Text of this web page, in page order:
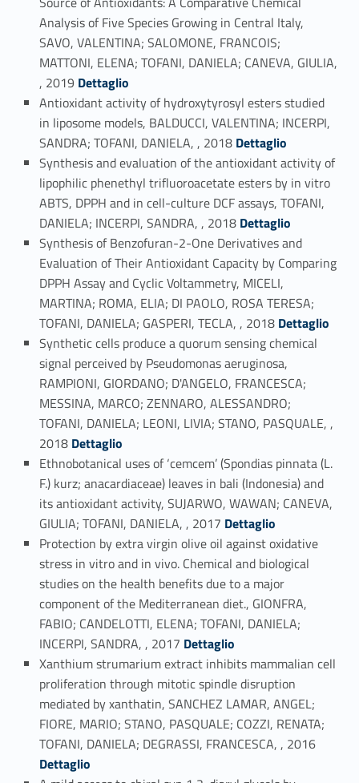
Analysis of Five Species Growing in Central Italy,
SAVO, VALENTINA; SALOMONE, FRANCOIS;
MATTONI, ELENA; TOFANI, DANIELA; CANEVA, GIULIA,
, 2019 Link identifier #identifier_person_195885-14
Dettaglio
Antioxidant activity of hydroxytyrosyl esters studied
in liposome models, BALDUCCI, VALENTINA; INCERPI,
SANDRA; TOFANI, DANIELA, , 2018 Link identifier #identifier_person_16338-15
Dettaglio
Synthesis and evaluation of the antioxidant activity of
lipophilic phenethyl trifluoroacetate esters by in vitro
ABTS, DPPH and in cell-culture DCF assays, TOFANI,
DANIELA; INCERPI, SANDRA, , 2018 Link identifier #identifier_person_163532-16
Dettaglio
Synthesis of Benzofuran-2-One Derivatives and
Evaluation of Their Antioxidant Capacity by Comparing
DPPH Assay and Cyclic Voltammetry, MICELI,
MARTINA; ROMA, ELIA; DI PAOLO, ROSA TERESA;
TOFANI, DANIELA; GASPERI, TECLA, , 2018 Link identifier #identifier_person_6284-17
Dettaglio
Synthetic cells produce a quorum sensing chemical
signal perceived by Pseudomonas aeruginosa,
RAMPIONI, GIORDANO; D'ANGELO, FRANCESCA;
MESSINA, MARCO; ZENNARO, ALESSANDRO;
TOFANI, DANIELA; LEONI, LIVIA; STANO, PASQUALE, ,
2018 Link identifier #identifier_person_116525-18
Dettaglio
Ethnobotanical uses of ‘cemcem’ (Spondias pinnata (L.
F.) kurz; anacardiaceae) leaves in bali (Indonesia) and
its antioxidant activity, SUJARWO, WAWAN; CANEVA,
GIULIA; TOFANI, DANIELA, , 2017Link identifier #identifier_person_101442-19
Dettaglio
Protection by extra virgin olive oil against oxidative
stress in vitro and in vivo. Chemical and biological
studies on the health benefits due to a major
component of the Mediterranean diet., GIONFRA,
FABIO; CANDELOTTI, ELENA; TOFANI, DANIELA;
INCERPI, SANDRA, , 2017 Link identifier #identifier_person_93194-20
Dettaglio
Xanthium strumarium extract inhibits mammalian cell
proliferation through mitotic spindle disruption
mediated by xanthatin, SANCHEZ LAMAR, ANGEL;
FIORE, MARIO; STANO, PASQUALE; COZZI, RENATA;
TOFANI, DANIELA; DEGRASSI, FRANCESCA, , 2016 Link identifier #identifier_person_37381-21
Dettaglio